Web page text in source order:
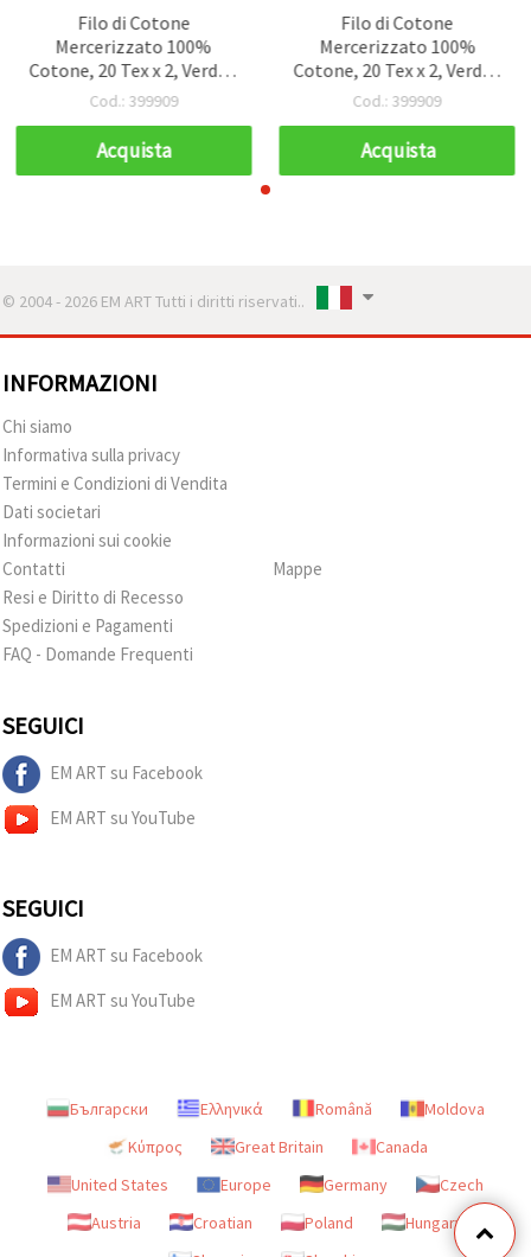
Filo di Cotone
Mercerizzato 100%
Cotone, 20 Tex x 2, Verde -
1000 m
Cod.: 399909
Acquista
Filo di Cotone
Mercerizzato 100%
Cotone, 20 Tex x 2, Verde -
1000 m
Cod.: 399909
Acquista
© 2004 - 2026 EM ART Tutti i diritti riservati..
INFORMAZIONI
Chi siamo
Informativa sulla privacy
Termini e Condizioni di Vendita
Dati societari
Informazioni sui cookie
Contatti
Resi e Diritto di Recesso
Spedizioni e Pagamenti
FAQ - Domande Frequenti
Mappe
SEGUICI
EM ART su Facebook
EM ART su YouTube
SEGUICI
EM ART su Facebook
EM ART su YouTube
Български Ελληνικά Română
Moldova
Κύπρος
Great Britain
Canada
United States
Europe Germany
Czech
Austria
Croatian Poland
Hungary